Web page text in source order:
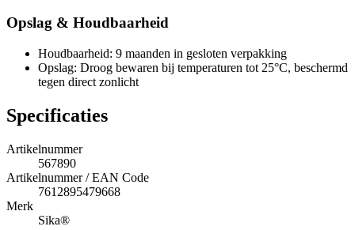
Opslag & Houdbaarheid
Houdbaarheid: 9 maanden in gesloten verpakking
Opslag: Droog bewaren bij temperaturen tot 25°C, beschermd
tegen direct zonlicht
Specificaties
Artikelnummer
567890
Artikelnummer / EAN Code
7612895479668
Merk
Sika®